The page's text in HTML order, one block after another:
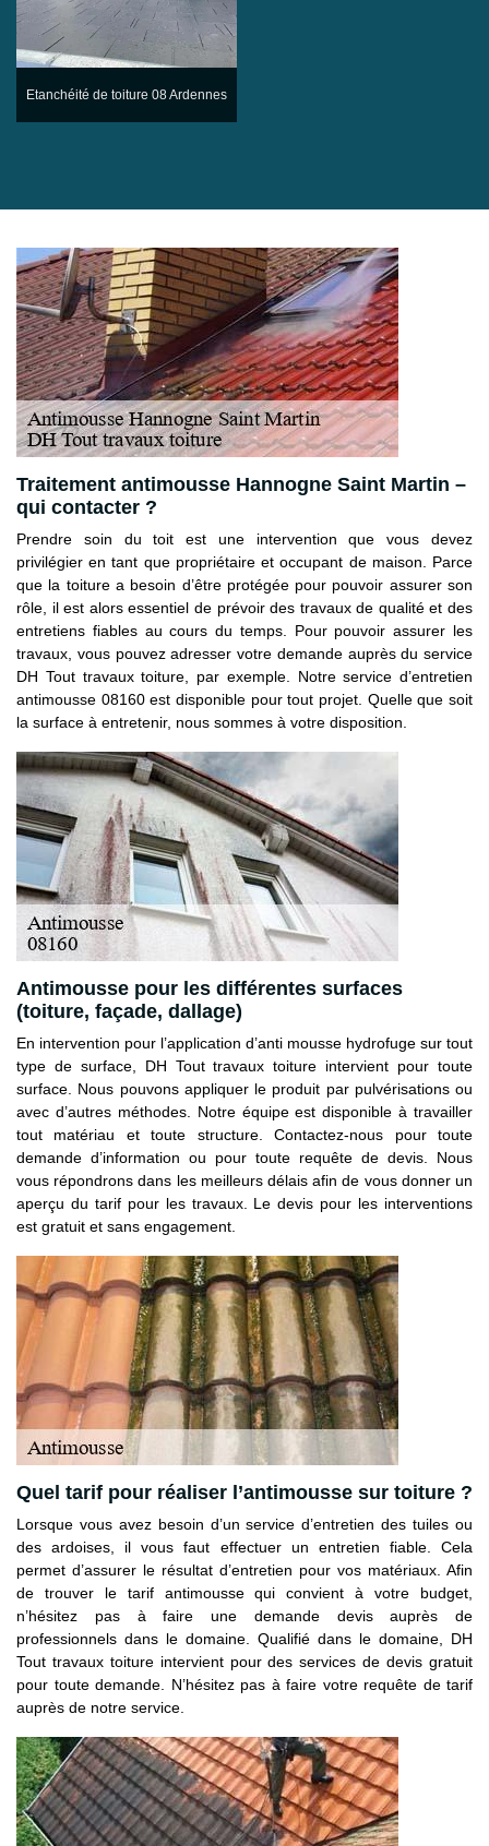
Etanchéité de toiture 08 Ardennes
Traitement antimousse Hannogne Saint Martin –
qui contacter ?
Prendre soin du toit est une intervention que vous devez
privilégier en tant que propriétaire et occupant de maison. Parce
que la toiture a besoin d’être protégée pour pouvoir assurer son
rôle, il est alors essentiel de prévoir des travaux de qualité et des
entretiens fiables au cours du temps. Pour pouvoir assurer les
travaux, vous pouvez adresser votre demande auprès du service
DH Tout travaux toiture, par exemple. Notre service d’entretien
antimousse 08160 est disponible pour tout projet. Quelle que soit
la surface à entretenir, nous sommes à votre disposition.
Antimousse pour les différentes surfaces
(toiture, façade, dallage)
En intervention pour l’application d’anti mousse hydrofuge sur tout
type de surface, DH Tout travaux toiture intervient pour toute
surface. Nous pouvons appliquer le produit par pulvérisations ou
avec d’autres méthodes. Notre équipe est disponible à travailler
tout matériau et toute structure. Contactez-nous pour toute
demande d’information ou pour toute requête de devis. Nous
vous répondrons dans les meilleurs délais afin de vous donner un
aperçu du tarif pour les travaux. Le devis pour les interventions
est gratuit et sans engagement.
Quel tarif pour réaliser l’antimousse sur toiture ?
Lorsque vous avez besoin d’un service d’entretien des tuiles ou
des ardoises, il vous faut effectuer un entretien fiable. Cela
permet d’assurer le résultat d’entretien pour vos matériaux. Afin
de trouver le tarif antimousse qui convient à votre budget,
n’hésitez pas à faire une demande devis auprès de
professionnels dans le domaine. Qualifié dans le domaine, DH
Tout travaux toiture intervient pour des services de devis gratuit
pour toute demande. N’hésitez pas à faire votre requête de tarif
auprès de notre service.